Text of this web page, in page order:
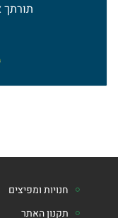
תורתך
חנויות ומפיצים
תקנון האתר